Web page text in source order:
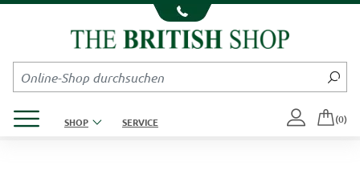
Kompletten Head der Seite überspringen
SHOP SERVICE (0)